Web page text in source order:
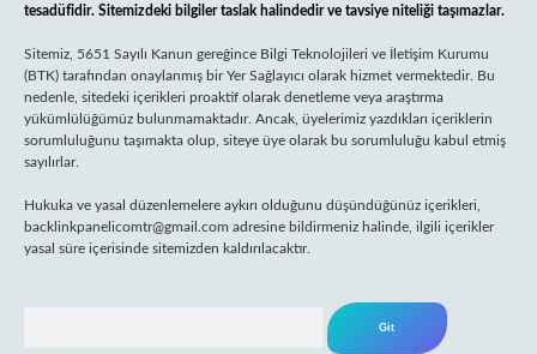
tesadüfidir. Sitemizdeki bilgiler taslak halindedir ve tavsiye niteliği taşımazlar.
Sitemiz, 5651 Sayılı Kanun gereğince Bilgi Teknolojileri ve İletişim Kurumu
(BTK) tarafından onaylanmış bir Yer Sağlayıcı olarak hizmet vermektedir. Bu
nedenle, sitedeki içerikleri proaktif olarak denetleme veya araştırma
yükümlülüğümüz bulunmamaktadır. Ancak, üyelerimiz yazdıkları içeriklerin
sorumluluğunu taşımakta olup, siteye üye olarak bu sorumluluğu kabul etmiş
sayılırlar.
Hukuka ve yasal düzenlemelere aykırı olduğunu düşündüğünüz içerikleri,
backlinkpanelicomtr@gmail.com adresine bildirmeniz halinde, ilgili içerikler
yasal süre içerisinde sitemizden kaldırılacaktır.